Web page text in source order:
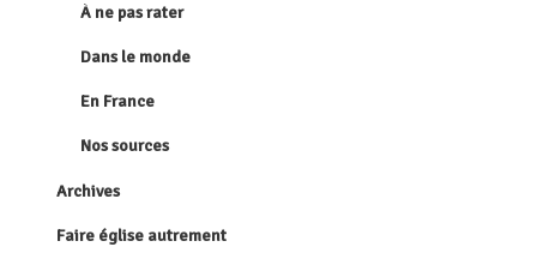
À ne pas rater
Dans le monde
En France
Nos sources
Archives
Faire église autrement